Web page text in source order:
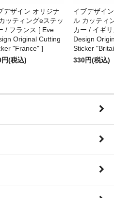
デザイン オリジナ
ッティングeステッ
/ フランス [ Eve
Original Cutting
"France" ]
(税込)
イブデザイ
ル カッティ
カー / イギ
Design
Sticker
330円(税込)